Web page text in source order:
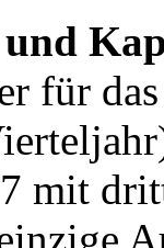
für
mit